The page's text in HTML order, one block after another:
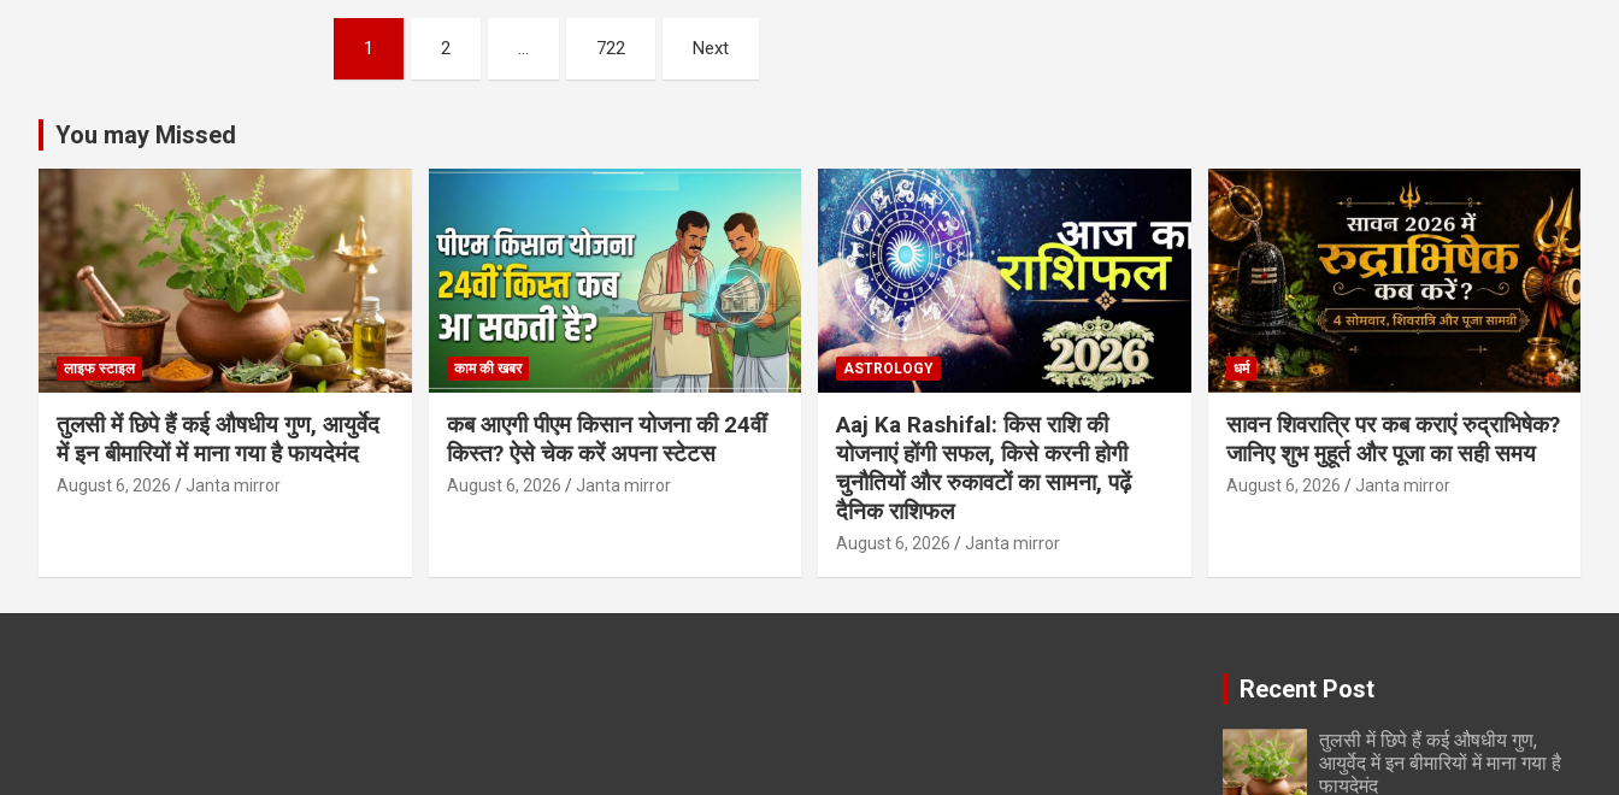
1 2 … 722 Next
You may Missed
लाइफ स्टाइल
तुलसी में छिपे हैं कई औषधीय गुण, आयुर्वेद
में इन बीमारियों में माना गया है फायदेमंद
August 6, 2026 Janta mirror
काम की खबर
कब आएगी पीएम किसान योजना की 24वीं
किस्त? ऐसे चेक करें अपना स्टेटस
August 6, 2026 Janta mirror
ASTROLOGY
Aaj Ka Rashifal: किस राशि की
योजनाएं होंगी सफल, किसे करनी होगी
चुनौतियों और रुकावटों का सामना, पढ़ें
दैनिक राशिफल
August 6, 2026 Janta mirror
धर्म
सावन शिवरात्रि पर कब कराएं रुद्राभिषेक?
जानिए शुभ मुहूर्त और पूजा का सही समय
August 6, 2026 Janta mirror
Recent Post
तुलसी में छिपे हैं कई औषधीय गुण,
आयुर्वेद में इन बीमारियों में माना गया है
फायदेमंद